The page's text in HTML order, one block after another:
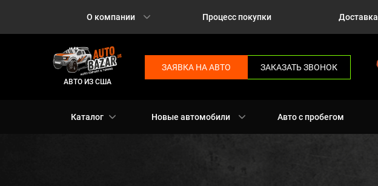
О компании Процесс покупки Доставка
АВТО ИЗ США
ЗАЯВКА НА АВТО ЗАКАЗАТЬ ЗВОНОК
Каталог Новые автомобили Авто с пробегом